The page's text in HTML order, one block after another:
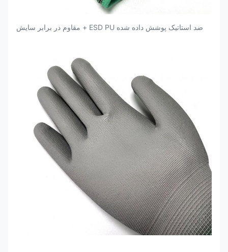
ضد استاتیک پوشش داده شده ESD PU + مقاوم در برابر سایش